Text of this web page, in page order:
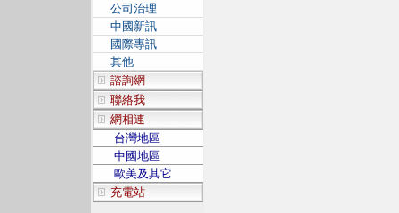
公司治理
中國新訊
國際專訊
其他
諮詢網
聯絡我
網相連
台灣地區
中國地區
歐美及其它
充電站